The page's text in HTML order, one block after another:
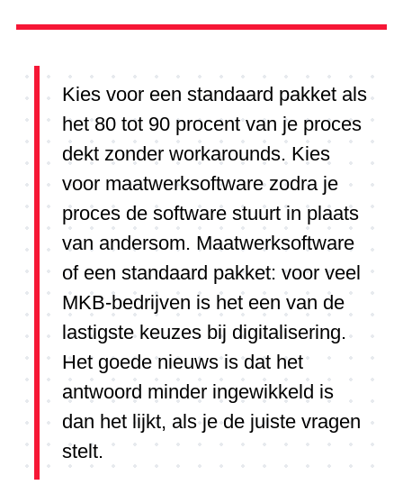
Kies voor een standaard pakket als
het 80 tot 90 procent van je proces
dekt zonder workarounds. Kies
voor maatwerksoftware zodra je
proces de software stuurt in plaats
van andersom. Maatwerksoftware
of een standaard pakket: voor veel
MKB-bedrijven is het een van de
lastigste keuzes bij digitalisering.
Het goede nieuws is dat het
antwoord minder ingewikkeld is
dan het lijkt, als je de juiste vragen
stelt.